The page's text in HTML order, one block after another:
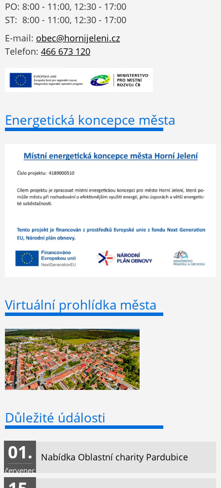
PO: 8:00 - 11:00, 12:30 - 17:00
ST: 8:00 - 11:00, 12:30 - 17:00
E-mail: obec@hornijeleni.cz
Telefon: 466 673 120
Energetická koncepce města
Virtuální prohlídka města
Důležité údálosti
Nabídka Oblastní charity Pardubice
01.
červenec